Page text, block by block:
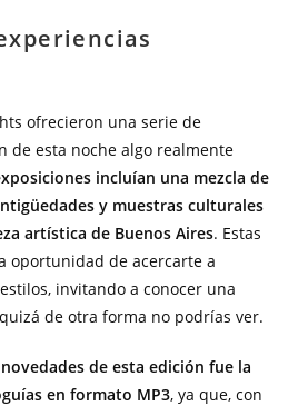
ofrecieron una serie de
de esta noche algo realmente
incluían una mezcla de
y muestras culturales
artística de Buenos Aires. Estas
oportunidad de acercarte a
invitando a conocer una
de otra forma no podrías ver.
de esta edición fue la
en formato MP3, ya que, con